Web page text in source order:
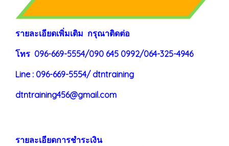
รายละเอียดเพิ่มเติม กรุณาติดต่อ
โทร 096-669-5554/090 645 0992/064-325-4946
Line : 096-669-5554/ dtntraining
dtntraining456@gmail.com
รายละเอียดการชำระเงิน